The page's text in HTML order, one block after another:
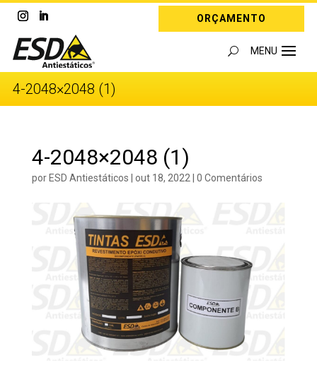
ORÇAMENTO
4-2048×2048 (1)
4-2048×2048 (1)
porESD Antiestáticos | out 18, 2022 | 0 Comentários